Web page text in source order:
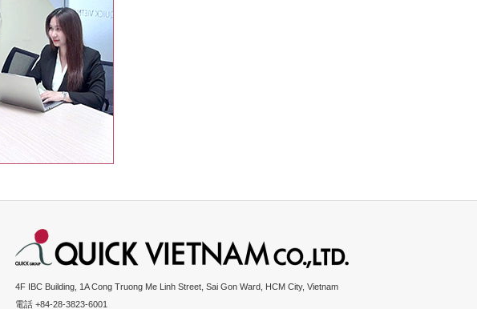
4F IBC Building, 1A Cong Truong Me Linh Street, Sai Gon Ward, HCM City, Vietnam
電話 +84-28-3823-6001